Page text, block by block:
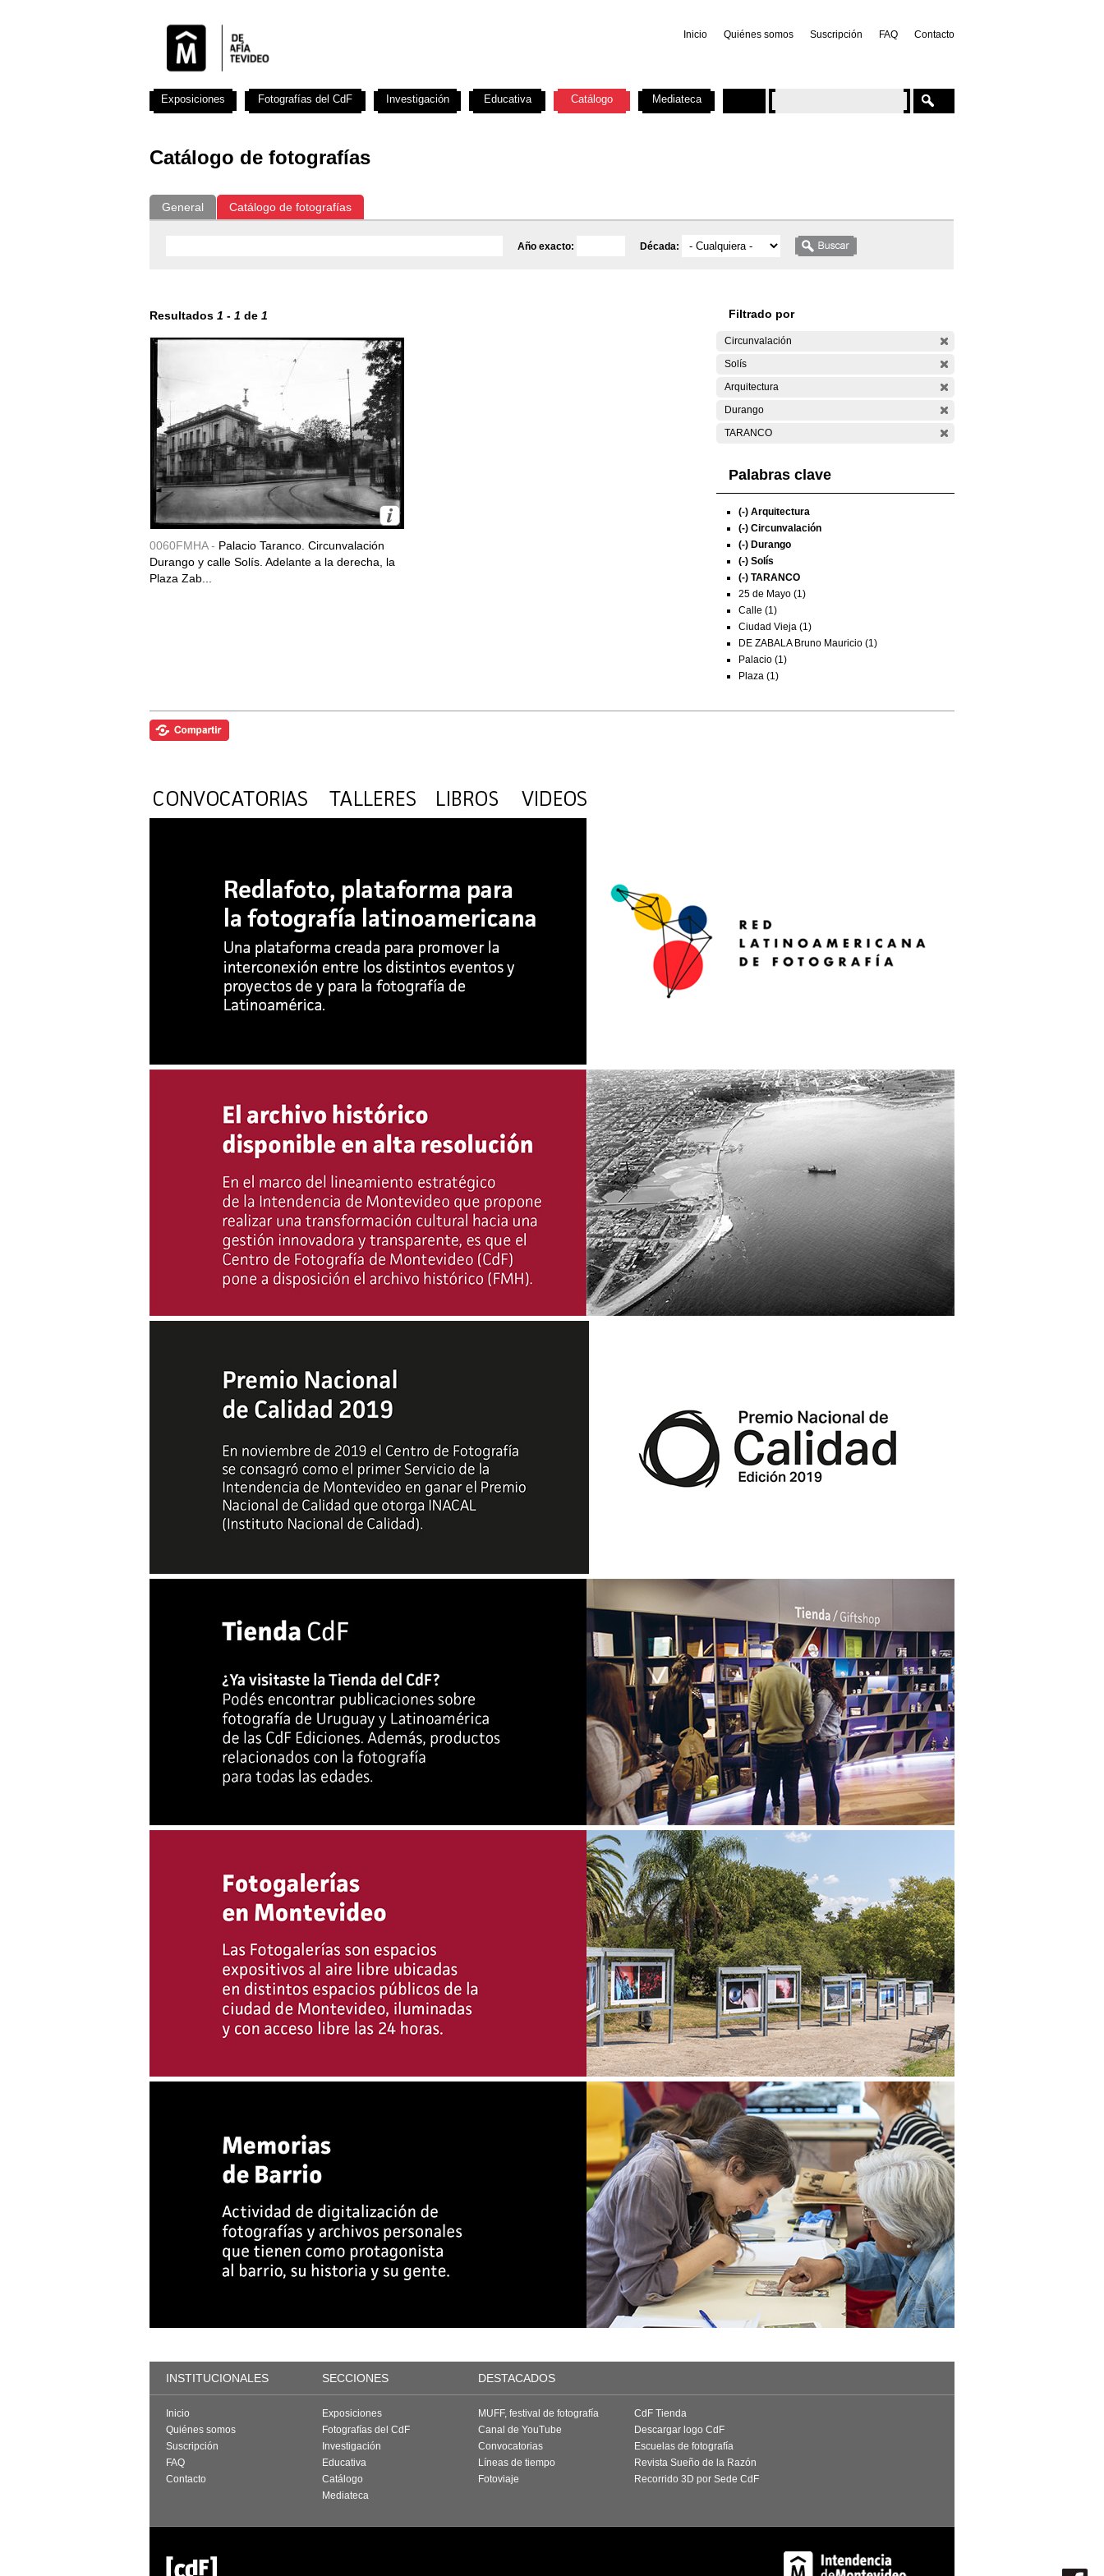
Inicio Quiénes somos Suscripción FAQ Contacto
Catálogo de fotografías
General Catálogo de fotografías
Año exacto: Década:
Resultados 1 - 1 de 1
0060FMHA - Palacio Taranco. Circunvalación
Durango y calle Solís. Adelante a la derecha, la
Plaza Zab...
Filtrado por
Circunvalación
Solís
Arquitectura
Durango
TARANCO
Palabras clave
(-) Arquitectura
(-) Circunvalación
(-) Durango
(-) Solís
(-) TARANCO
25 de Mayo (1)
Calle (1)
Ciudad Vieja (1)
DE ZABALA Bruno Mauricio (1)
Palacio (1)
Plaza (1)
Exposiciones Fotografías del CdF Investigación Educativa Catálogo Mediateca
INSTITUCIONALES SECCIONES DESTACADOS
Inicio
Quiénes somos
Suscripción
FAQ
Contacto
Exposiciones
Fotografías del CdF
Investigación
Educativa
Catálogo
Mediateca
MUFF, festival de fotografía
Canal de YouTube
Convocatorias
Líneas de tiempo
Fotoviaje
CdF Tienda
Descargar logo CdF
Escuelas de fotografía
Revista Sueño de la Razón
Recorrido 3D por Sede CdF